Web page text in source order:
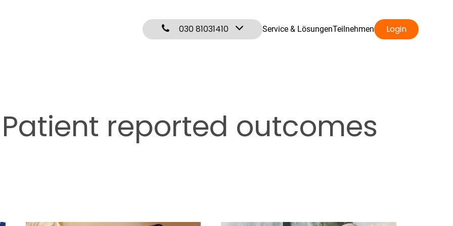
030 81031410 Service & LösungenTeilnehmen Login
Patient reported outcomes